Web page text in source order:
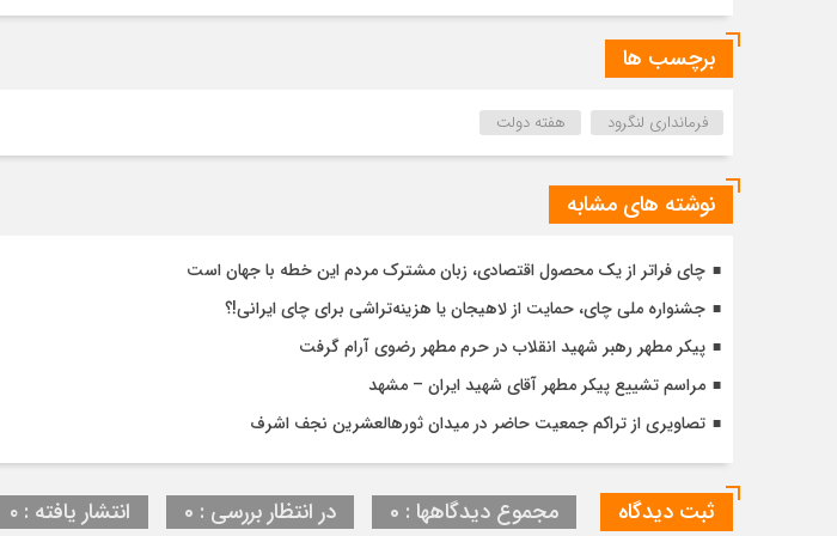
برچسب ها
فرمانداری لنگرود هفته دولت
نوشته های مشابه
چای فراتر از یک محصول اقتصادی، زبان مشترک مردم این خطه با جهان است
جشنواره ملی چای، حمایت از لاهیجان یا هزینه‌تراشی برای چای ایرانی!؟
پیکر مطهر رهبر شهید انقلاب در حرم مطهر رضوی آرام گرفت
مراسم تشییع پیکر مطهر آقای شهید ایران – مشهد
تصاویری از تراکم جمعیت حاضر در میدان ثورهالعشرین نجف اشرف
ثبت دیدگاه مجموع دیدگاهها : 0 در انتظار بررسی : 0 انتشار یافته : ۰